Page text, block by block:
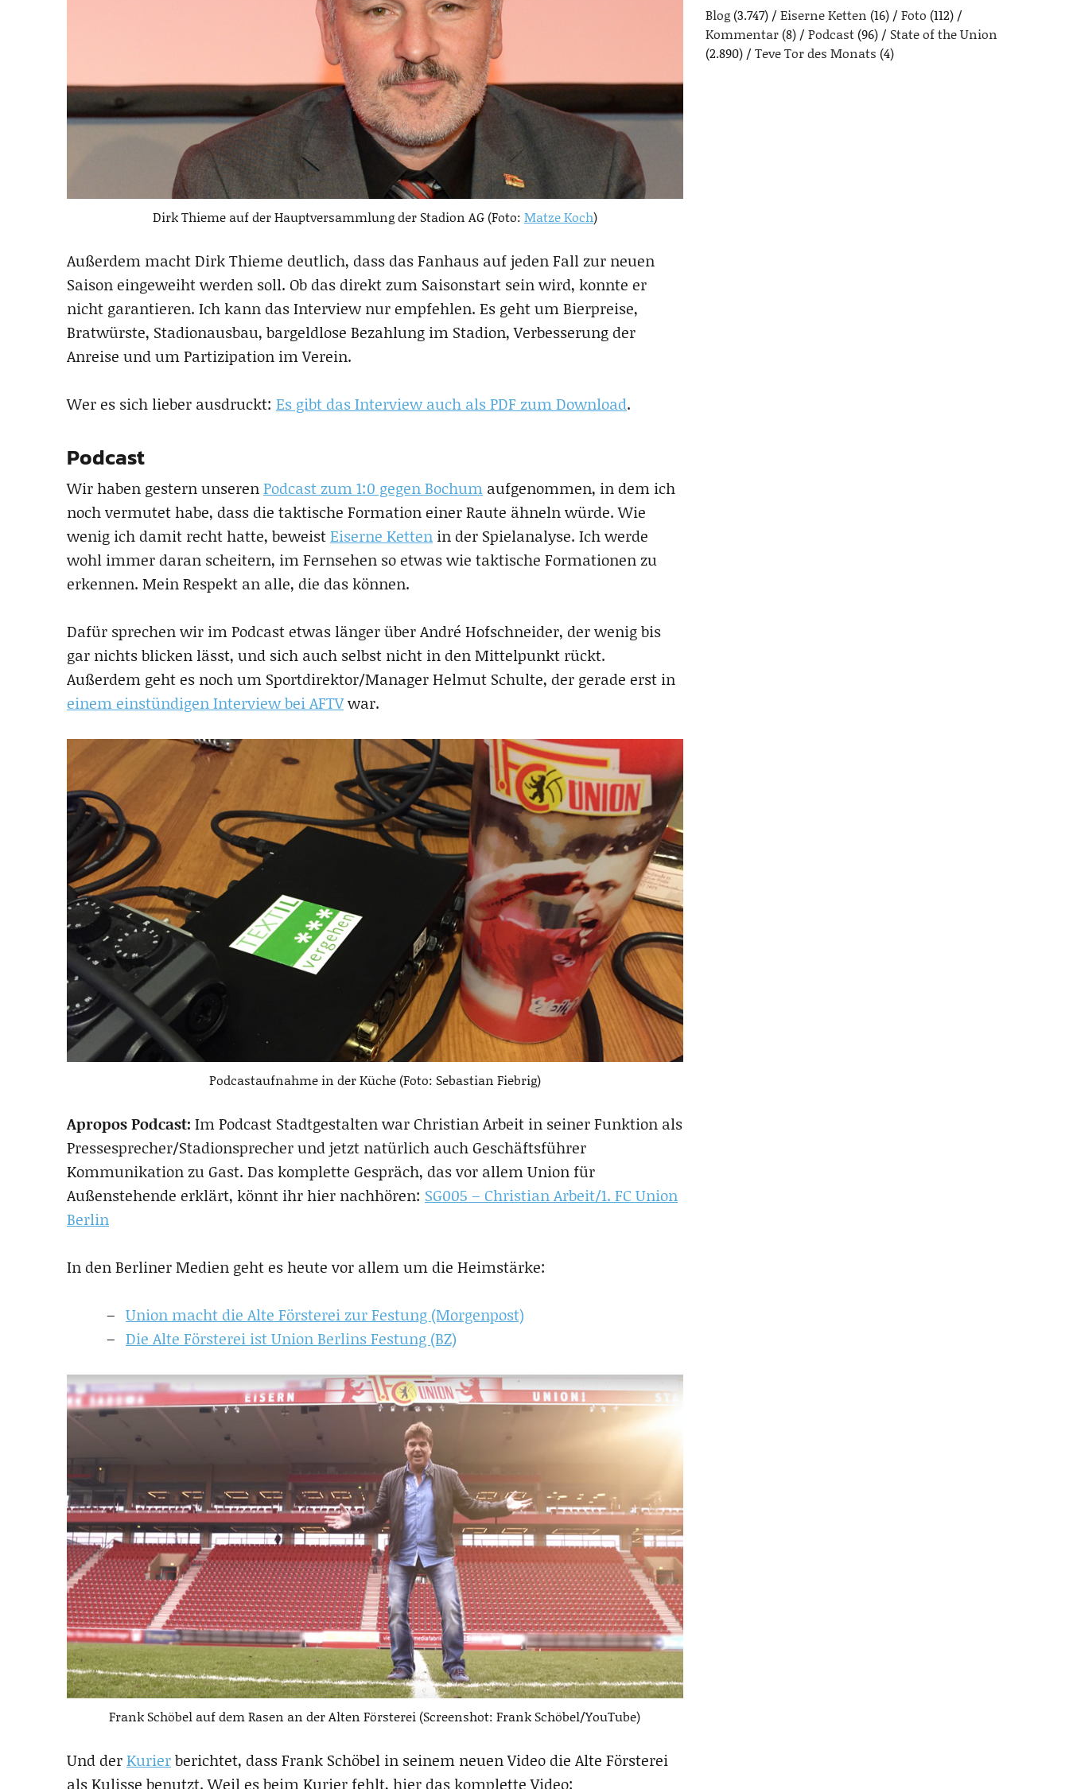
Dirk Thieme auf der Hauptversammlung der Stadion AG (Foto: Matze Koch)
Außerdem macht Dirk Thieme deutlich, dass das Fanhaus auf jeden Fall zur neuen
Saison eingeweiht werden soll. Ob das direkt zum Saisonstart sein wird, konnte er
nicht garantieren. Ich kann das Interview nur empfehlen. Es geht um Bierpreise,
Bratwürste, Stadionausbau, bargeldlose Bezahlung im Stadion, Verbesserung der
Anreise und um Partizipation im Verein.
Wer es sich lieber ausdruckt: Es gibt das Interview auch als PDF zum Download.
Podcast
Wir haben gestern unserenPodcast zum 1:0 gegen Bochum aufgenommen, in dem ich
noch vermutet habe, dass die taktische Formation einer Raute ähneln würde. Wie
wenig ich damit recht hatte, beweistEiserne Ketten in der Spielanalyse. Ich werde
wohl immer daran scheitern, im Fernsehen so etwas wie taktische Formationen zu
erkennen. Mein Respekt an alle, die das können.
Dafür sprechen wir im Podcast etwas länger über André Hofschneider, der wenig bis
gar nichts blicken lässt, und sich auch selbst nicht in den Mittelpunkt rückt.
Außerdem geht es noch um Sportdirektor/Manager Helmut Schulte, der gerade erst in
einem einstündigen Interview bei AFTVwar.
Podcastaufnahme in der Küche (Foto: Sebastian Fiebrig)
Apropos Podcast: Im Podcast Stadtgestalten war Christian Arbeit in seiner Funktion als
Pressesprecher/Stadionsprecher und jetzt natürlich auch Geschäftsführer
Kommunikation zu Gast. Das komplette Gespräch, das vor allem Union für
Außenstehende erklärt, könnt ihr hier nachhören: SG005 – Christian Arbeit/1. FC Union
Berlin
In den Berliner Medien geht es heute vor allem um die Heimstärke:
Union macht die Alte Försterei zur Festung (Morgenpost)
Die Alte Försterei ist Union Berlins Festung (BZ)
Frank Schöbel auf dem Rasen an der Alten Försterei (Screenshot: Frank Schöbel/YouTube)
Und derKurierberichtet, dass Frank Schöbel in seinem neuen Video die Alte Försterei
als Kulisse benutzt. Weil es beim Kurier fehlt, hier das komplette Video:
Blog(3.747) Eiserne Ketten (16) Foto (112)
Kommentar(8) Podcast(96)
State of the Union
(2.890)
Teve Tor des Monats (4)